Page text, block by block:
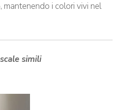
i colori vivi nel
simili